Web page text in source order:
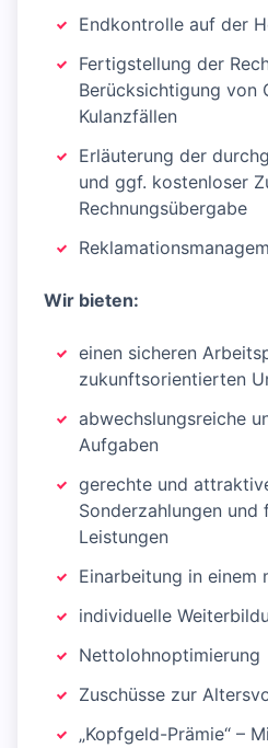
Endkontrolle auf der
Fertigstellung der
Berücksichtigung von
Kulanzfällen
Erläuterung der
und ggf. kostenloser
Rechnungsübergabe
Wir bieten:
einen sicheren
zukunftsorientierten
abwechslungsreiche
Aufgaben
gerechte und
Sonderzahlungen
Leistungen
Einarbeitung in einem
individuelle
Nettolohnoptimierung
Zuschüsse zur
„Kopfgeld-Prämie“ –